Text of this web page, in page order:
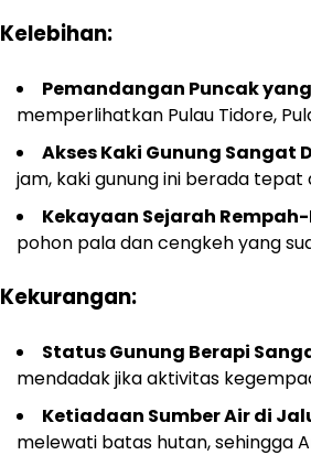
Kelebihan:
Pemandangan Puncak
memperlihatkan Pulau Tidore,
Akses Kaki Gunung Sangat
jam, kaki gunung ini berada
Kekayaan Sejarah
pohon pala dan cengkeh yang
Kekurangan:
Status Gunung Berapi
mendadak jika aktivitas
Ketiadaan Sumber Air di
melewati batas hutan, sehingga